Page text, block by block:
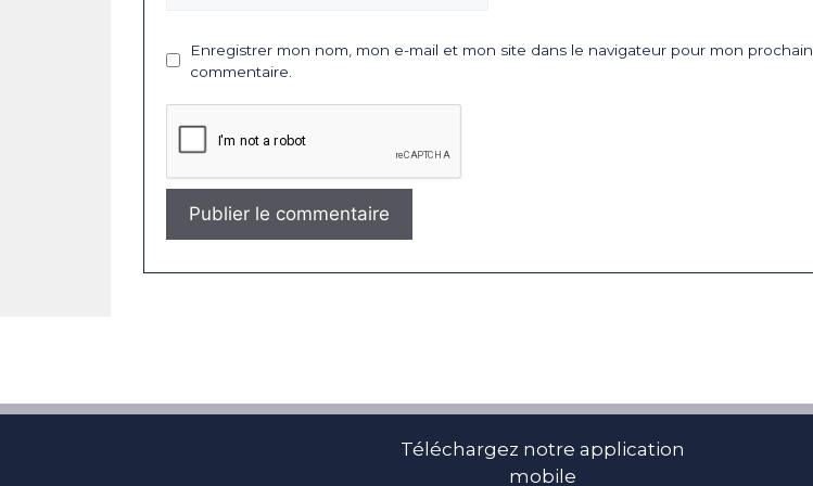
Enregistrer mon nom, mon e-mail et mon site dans le navigateur pour mon prochain
commentaire.
Téléchargez notre application
mobile